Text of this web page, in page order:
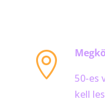

50-es
kell